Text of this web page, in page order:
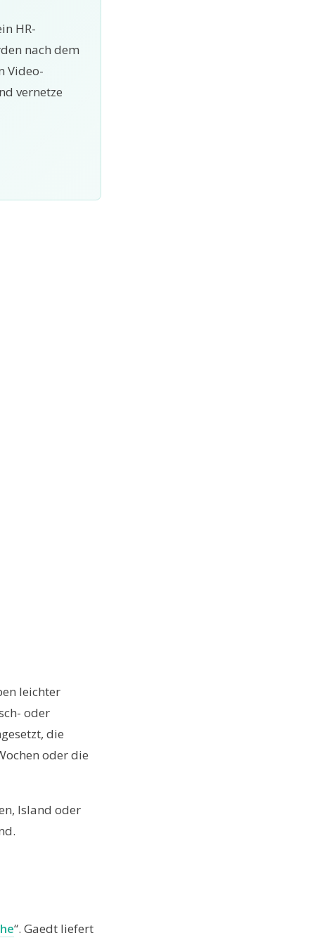
HR-
nach dem
Video-
vernetze
leichter
oder
die
oder die
Island oder
“. Gaedt liefert